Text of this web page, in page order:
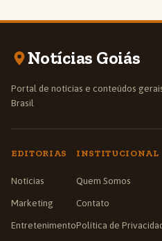
Notícias Goiás
Portal de notícias e conteúdos
Brasil
EDITORIAS
Notícias
Marketing
Entretenimento
INSTITUCIONAL
Quem Somos
Contato
Política de